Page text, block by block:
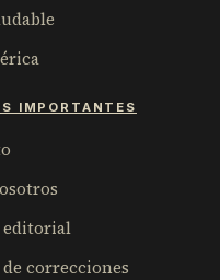
IMPORTANTES
correcciones